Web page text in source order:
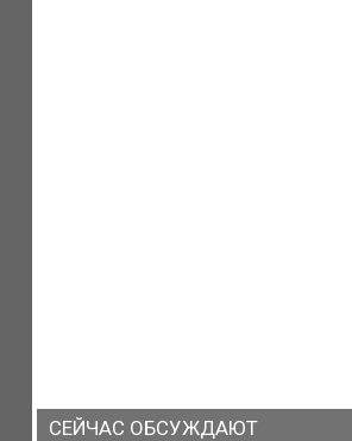
СЕЙЧАС ОБСУЖДАЮТ